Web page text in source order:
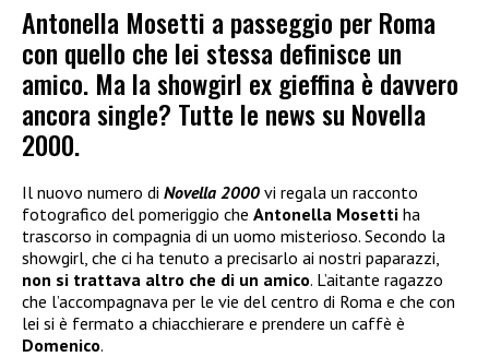
Antonella Mosetti a passeggio per Roma
con quello che lei stessa definisce un
amico. Ma la showgirl ex gieffina è davvero
ancora single? Tutte le news su Novella
2000.
Il nuovo numero di Novella 2000 vi regala un racconto
fotografico del pomeriggio che Antonella Mosetti ha
trascorso in compagnia di un uomo misterioso. Secondo la
showgirl, che ci ha tenuto a precisarlo ai nostri paparazzi,
non si trattava altro che di un amico. L’aitante ragazzo
che l’accompagnava per le vie del centro di Roma e che con
lei si è fermato a chiacchierare e prendere un caffè è
Domenico.